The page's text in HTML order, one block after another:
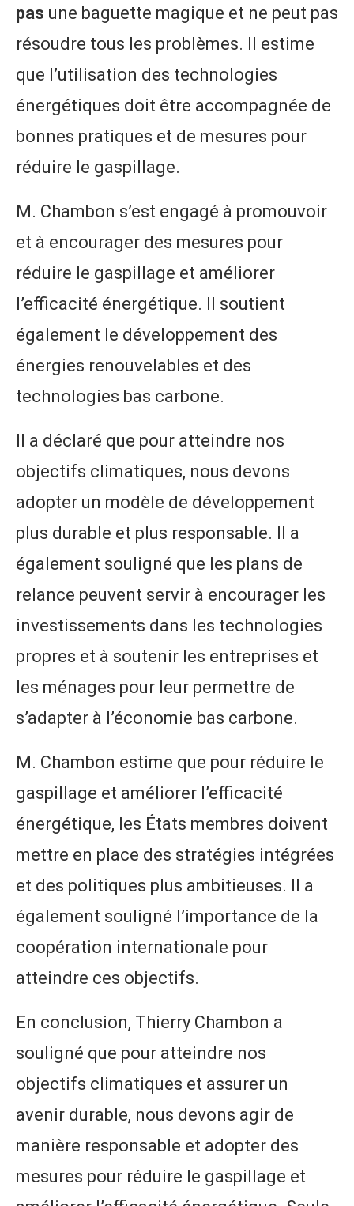
pas une baguette magique et ne peut pas
résoudre tous les problèmes. Il estime
que l’utilisation des technologies
énergétiques doit être accompagnée de
bonnes pratiques et de mesures pour
réduire le gaspillage.
M. Chambon s’est engagé à promouvoir
et à encourager des mesures pour
réduire le gaspillage et améliorer
l’efficacité énergétique. Il soutient
également le développement des
énergies renouvelables et des
technologies bas carbone.
Il a déclaré que pour atteindre nos
objectifs climatiques, nous devons
adopter un modèle de développement
plus durable et plus responsable. Il a
également souligné que les plans de
relance peuvent servir à encourager les
investissements dans les technologies
propres et à soutenir les entreprises et
les ménages pour leur permettre de
s’adapter à l’économie bas carbone.
M. Chambon estime que pour réduire le
gaspillage et améliorer l’efficacité
énergétique, les États membres doivent
mettre en place des stratégies intégrées
et des politiques plus ambitieuses. Il a
également souligné l’importance de la
coopération internationale pour
atteindre ces objectifs.
En conclusion, Thierry Chambon a
souligné que pour atteindre nos
objectifs climatiques et assurer un
avenir durable, nous devons agir de
manière responsable et adopter des
mesures pour réduire le gaspillage et